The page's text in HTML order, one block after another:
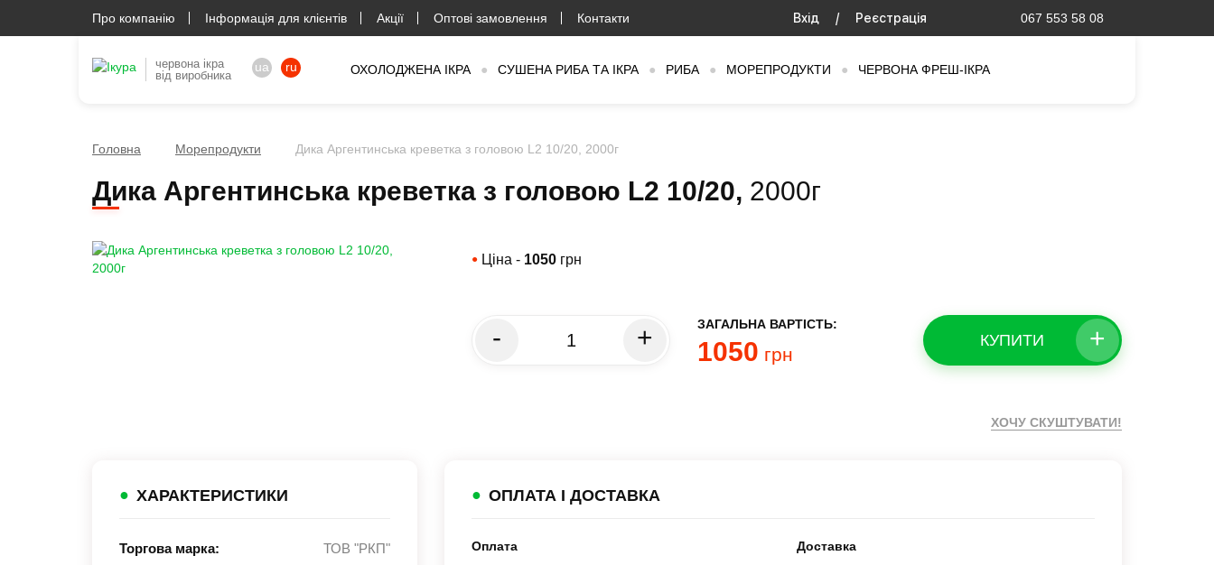
Про компанію Інформація для клієнтів Акції Оптові замовлення Контакти Вхід / Реєстрація 067 553 58 08
червона ікра
від виробника
ua ru ОХОЛОДЖЕНА ІКРА ● СУШЕНА РИБА ТА ІКРА ● РИБА ● МОРЕПРОДУКТИ ● ЧЕРВОНА ФРЕШ-ІКРА
Головна Морепродукти Дика Аргентинська креветка з головою L2 10/20, 2000г
Дика Аргентинська креветка з головою L2 10/20, 2000г
● Ціна - 1050 грн
- + ЗАГАЛЬНА ВАРТІСТЬ:
1050 грн
+
КУПИТИ
ХОЧУ СКУШТУВАТИ!
● ХАРАКТЕРИСТИКИ
Торгова марка:
ТОВ "РКП"
● ОПЛАТА І ДОСТАВКА
Оплата Доставка